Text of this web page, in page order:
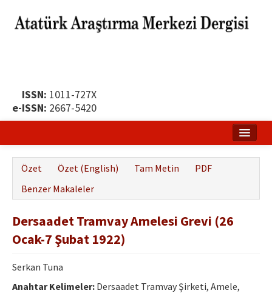
ISSN: 1011-727X
e-ISSN: 2667-5420
Yayın Politikası
Dergi Kurulları
Yayın İlkeleri
Etik İlkeler
Özet Özet (English) Tam Metin
PDF
Benzer Makaleler
Dersaadet Tramvay Amelesi Grevi (26
Ocak-7 Şubat 1922)
Serkan Tuna
Anahtar Kelimeler: Dersaadet Tramvay Şirketi, Amele,